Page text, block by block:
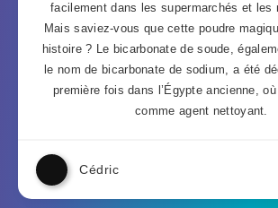
facilement dans les supermarchés et les
Mais saviez-vous que cette poudre
histoire ? Le bicarbonate de soude,
le nom de bicarbonate de sodium, a été
première fois dans l’Égypte ancienne,
comme agent nettoyant.
Cédric